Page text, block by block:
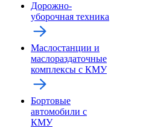
Дорожно-
уборочная техника
Маслостанции и
маслораздаточные
комплексы с КМУ
Бортовые
автомобили с
КМУ